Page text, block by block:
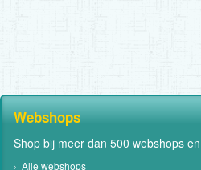
Webshops
Shop bij meer dan 500 webshops
Alle webshops